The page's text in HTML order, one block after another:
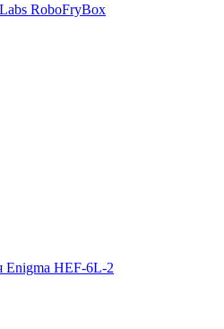
RoboFryBox
Enigma HEF-6L-2